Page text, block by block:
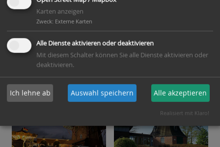
Ambiente
Heimatverein
Herrlichkeit Dinklage
bekanntgegeben
Heimatverein
Karten anzeigen
Zweck: Externe Karten
Alle Dienste aktivieren oder deaktivieren
Mit diesem Schalter können Sie alle Dienste aktivieren oder
deaktivieren.
Ich lehne ab Auswahl speichern Alle akzeptieren
Realisiert mit Klaro!